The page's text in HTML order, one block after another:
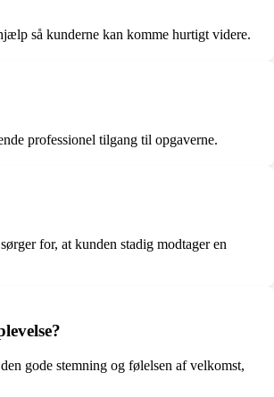
så kunderne kan komme hurtigt videre.
professionel tilgang til opgaverne.
for, at kunden stadig modtager en
gode stemning og følelsen af velkomst,